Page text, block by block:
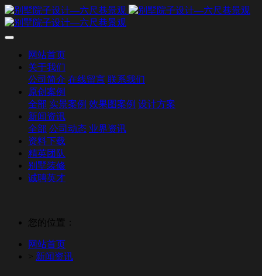
网站首页
关于我们
公司简介 在线留言 联系我们
原创案例
全部 实景案例 效果图案例 设计方案
新闻资讯
全部 公司动态 业界资讯
资料下载
精英团队
别墅装修
诚聘英才
您的位置：
网站首页
> 新闻资讯